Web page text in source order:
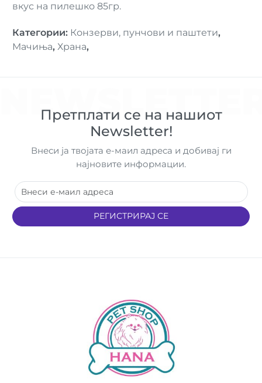
вкус на пилешко 85гр.
Категории: Конзерви, пунчови и паштети,
Мачиња, Храна,
Претплати се на нашиот
Newsletter!
Внеси ја твојата е-маил адреса и добивај ги
најновите информации.
РЕГИСТРИРАЈ СЕ